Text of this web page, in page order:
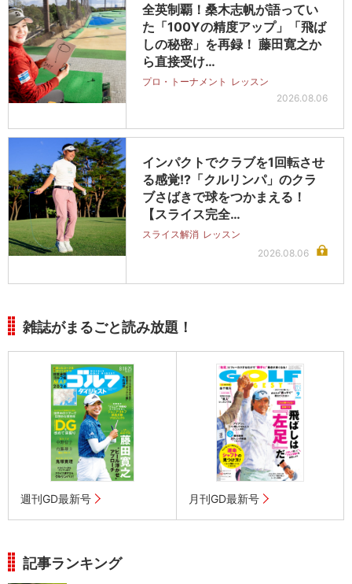
全英制覇！桑木志帆が語ってい
た「100Yの精度アップ」「飛ば
しの秘密」を再録！ 藤田寛之か
ら直接受け…
プロ・トーナメント レッスン
2026.08.06
インパクトでクラブを1回転させ
る感覚!?「クルリンパ」のクラ
ブさばきで球をつかまえる！
【スライス完全…
スライス解消 レッスン
2026.08.06
雑誌がまるごと読み放題！
週刊GD最新号 月刊GD最新号
記事ランキング